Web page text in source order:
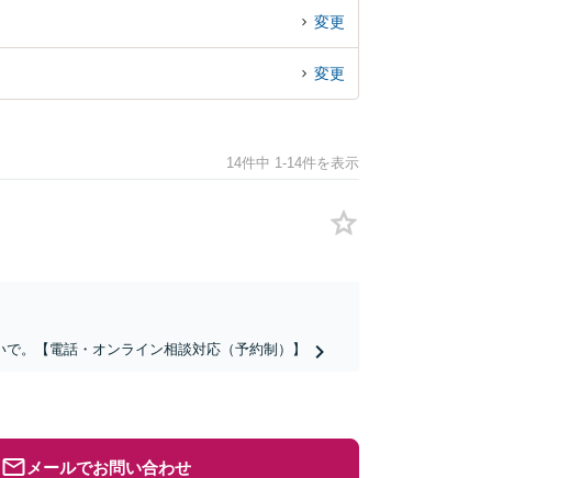
変更
変更
14件中 1-14件を表示
。【電話・オンライン相談対応（予約制）】
メールでお問い合わせ